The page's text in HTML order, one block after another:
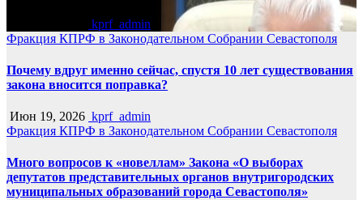
kprf_admin
Фракция КПРФ в Законодательном Собрании Севастополя
Почему вдруг именно сейчас, спустя 10 лет существования
закона вносится поправка?
Июн 19, 2026 kprf_admin
Фракция КПРФ в Законодательном Собрании Севастополя
Много вопросов к «новеллам» Закона «О выборах
депутатов представительных органов внутригородских
муниципальных образований города Севастополя»